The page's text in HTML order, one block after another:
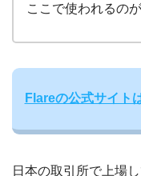
ここで使われるのが
Flareの公式サイト
日本の取引所で上場